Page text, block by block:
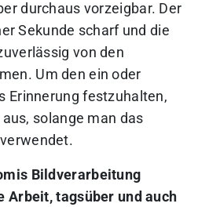
durchaus vorzeigbar. Der
Sekunde scharf und die
von den
Um den ein oder
Erinnerung festzuhalten,
solange man das
Bildverarbeitung
Arbeit, tagsüber und auch